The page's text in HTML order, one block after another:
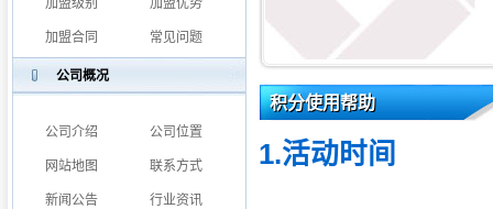
加盟级别 加盟优势
加盟合同 常见问题
公司概况
公司介绍 公司位置
网站地图 联系方式
新闻公告 行业资讯
积分使用帮助
1.活动时间